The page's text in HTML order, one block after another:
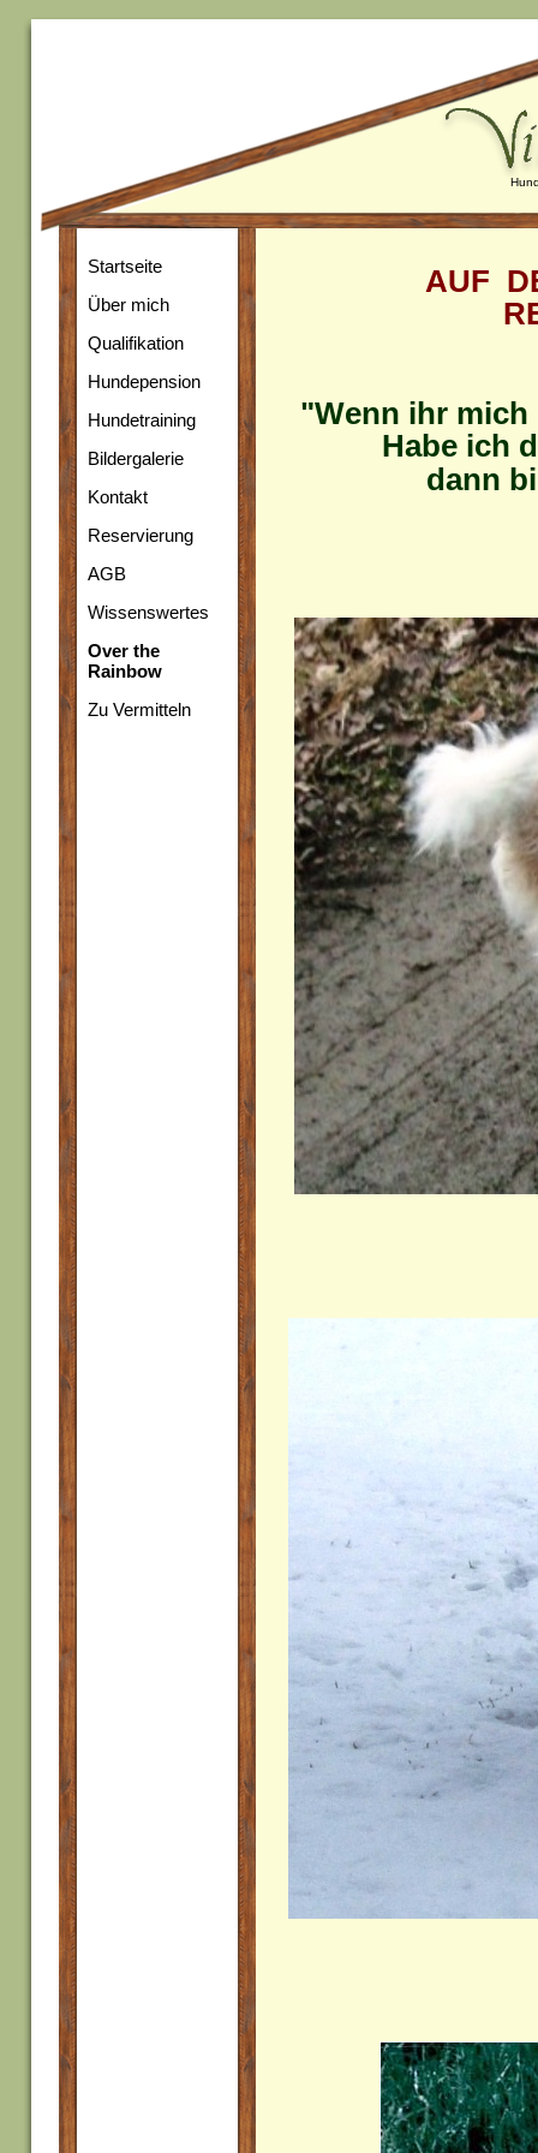
Startseite
Über mich
Qualifikation
Hundepension
Hundetraining
Bildergalerie
Kontakt
Reservierung
AGB
Wissenswertes
Over the
Rainbow
Zu Vermitteln
AUF
"Wenn ihr mich
Habe
dann